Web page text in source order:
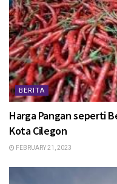
BERITA
Harga Pangan seperti
Kota Cilegon
FEBRUARY 21, 2023